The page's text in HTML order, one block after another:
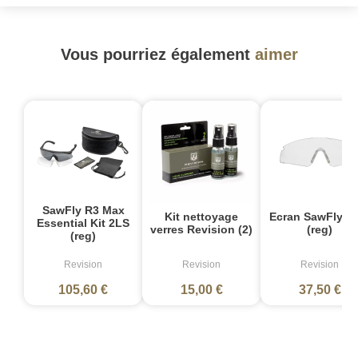
Vous pourriez également aimer
SawFly R3 Max
Essential Kit 2LS
(reg)
Revision
105,60 €
Kit nettoyage
verres Revision (2)
Revision
15,00 €
Ecran SawFly
(reg)
Revision
37,50 €